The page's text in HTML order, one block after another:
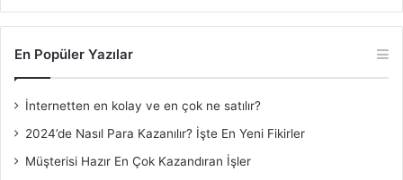
En Popüler Yazılar
İnternetten en kolay ve en çok ne satılır?
2024’de Nasıl Para Kazanılır? İşte En Yeni Fikirler
Müşterisi Hazır En Çok Kazandıran İşler